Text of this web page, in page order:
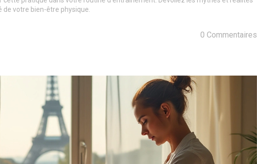
votre bien-être physique.
0 Commentaires